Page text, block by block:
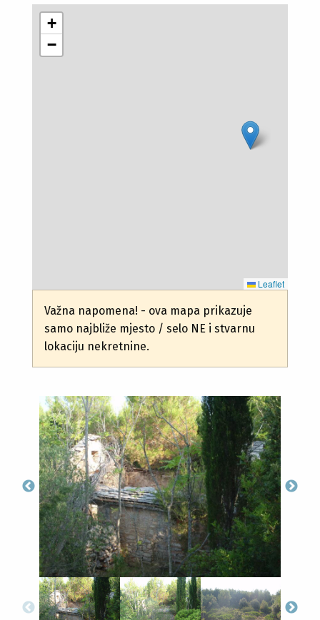
+
−
Leaflet
Važna napomena! - ova mapa prikazuje
samo najbliže mjesto / selo NE i stvarnu
lokaciju nekretnine.